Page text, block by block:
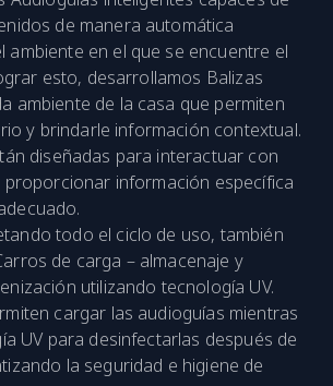
de manera automática
ambiente en el que se encuentre el
esto, desarrollamos Balizas
ambiente de la casa que permiten
y brindarle información contextual.
diseñadas para interactuar con
proporcionar información específica
todo el ciclo de uso, también
de carga – almacenaje y
utilizando tecnología UV.
cargar las audioguías mientras
UV para desinfectarlas después de
la seguridad e higiene de